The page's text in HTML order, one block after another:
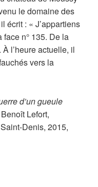
le domaine des
écrit : « J’appartiens
face n° 135. De la
l’heure actuelle, il
vers la
d’un gueule
Lefort,
Denis, 2015,